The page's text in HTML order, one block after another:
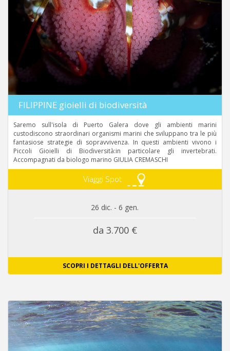
FILIPPINE gioielli di biodiversità
Saremo sull'isola di Puerto Galera dove gli ambienti marini
custodiscono straordinari organismi marini che sviluppano tra le più
fantasiose strategie di sopravvivenza. In questi ambienti vivono i
Piccoli Gioielli di Biodiversità:in particolare gli invertebrati.
Accompagnati da biologo marino GIULIA CREMASCHI
Viaggi Spot
26 dic. - 6 gen.
da 3.700 €
SCOPRI I DETTAGLI DELL'OFFERTA